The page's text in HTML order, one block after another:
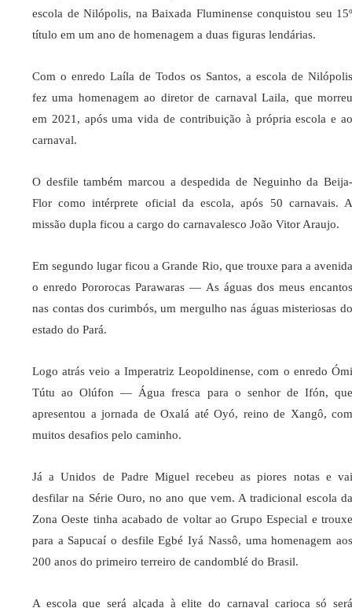
escola de Nilópolis, na Baixada Fluminense conquistou seu 15º
título em um ano de homenagem a duas figuras lendárias.
Com o enredo Laíla de Todos os Santos, a escola de Nilópolis
fez uma homenagem ao diretor de carnaval Laila, que morreu
em 2021, após uma vida de contribuição à própria escola e ao
carnaval.
O desfile também marcou a despedida de Neguinho da Beija-
Flor como intérprete oficial da escola, após 50 carnavais. A
missão dupla ficou a cargo do carnavalesco João Vitor Araujo.
Em segundo lugar ficou a Grande Rio, que trouxe para a avenida
o enredo Pororocas Parawaras — As águas dos meus encantos
nas contas dos curimbós, um mergulho nas águas misteriosas do
estado do Pará.
Logo atrás veio a Imperatriz Leopoldinense, com o enredo Ómi
Tútu ao Olúfon — Água fresca para o senhor de Ifón, que
apresentou a jornada de Oxalá até Oyó, reino de Xangô, com
muitos desafios pelo caminho.
Já a Unidos de Padre Miguel recebeu as piores notas e vai
desfilar na Série Ouro, no ano que vem. A tradicional escola da
Zona Oeste tinha acabado de voltar ao Grupo Especial e trouxe
para a Sapucaí o desfile Egbé Iyá Nassô, uma homenagem aos
200 anos do primeiro terreiro de candomblé do Brasil.
A escola que será alçada à elite do carnaval carioca só será